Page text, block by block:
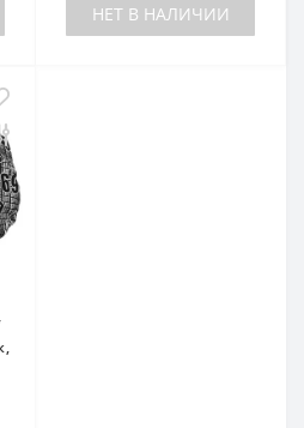
НЕТ В НАЛИЧИИ